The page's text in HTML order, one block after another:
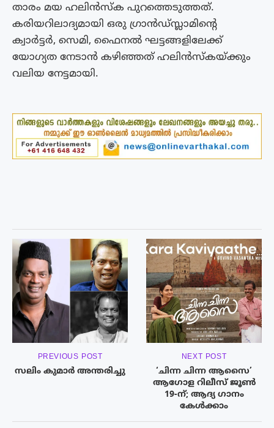
താരം മയ ഹലിൻസ്‌ക പുറത്തെടുത്തത്.
കരിയറിലാദ്യമായി ഒരു ഗ്രാൻഡ്‌സ്ലാമിൻ്റെ
ക്വാർട്ടർ, സെമി, ഫൈനൽ ഘട്ടങ്ങളിലേക്ക്
യോഗ്യത നേടാൻ കഴിഞ്ഞത് ഹലിൻസ്കയ്ക്കും
വലിയ നേട്ടമായി.
PREVIOUS POST
സലിം കുമാർ അന്തരിച്ചു
NEXT POST
‘ചിന്ന ചിന്ന ആസൈ’
ആഗോള റിലീസ് ജൂൺ
19-ന്; ആദ്യ ഗാനം
കേൾക്കാം